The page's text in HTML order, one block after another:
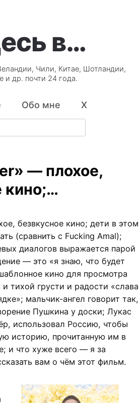
в…
Чили, Китае, Шотландии,
и др. почти 24 года.
Обо мне X
— плохое,
кино;…
безвкусное кино; дети в этом
(сравнить с Fucking Amal);
диалогов выражается парой
— это «я знаю, что будет
кино для просмотра
тихой грусти и радости «слава
мальчик-ангел говорит так,
Пушкина у доски; Лукас
использовал Россию, чтобы
историю, прочитанную им в
и что хуже всего — я за
вам о чём этот фильм.